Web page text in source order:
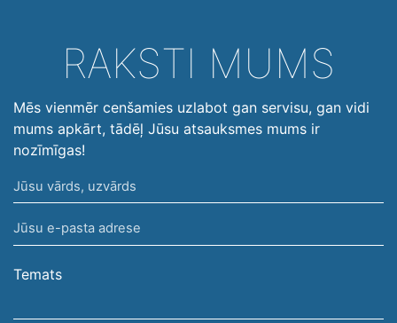
RAKSTI MUMS
Mēs vienmēr cenšamies uzlabot gan servisu, gan vidi
mums apkārt, tādēļ Jūsu atsauksmes mums ir
nozīmīgas!
Jūsu
vārds,
uzvārds
Jūsu
e-
pasta
Temats